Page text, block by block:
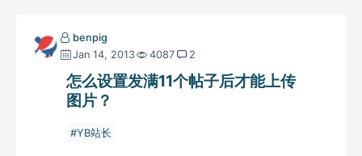
benpig
Jan 14, 2013
4087 2
怎么设置发满11个帖子后才能上传
图片？
YB站长